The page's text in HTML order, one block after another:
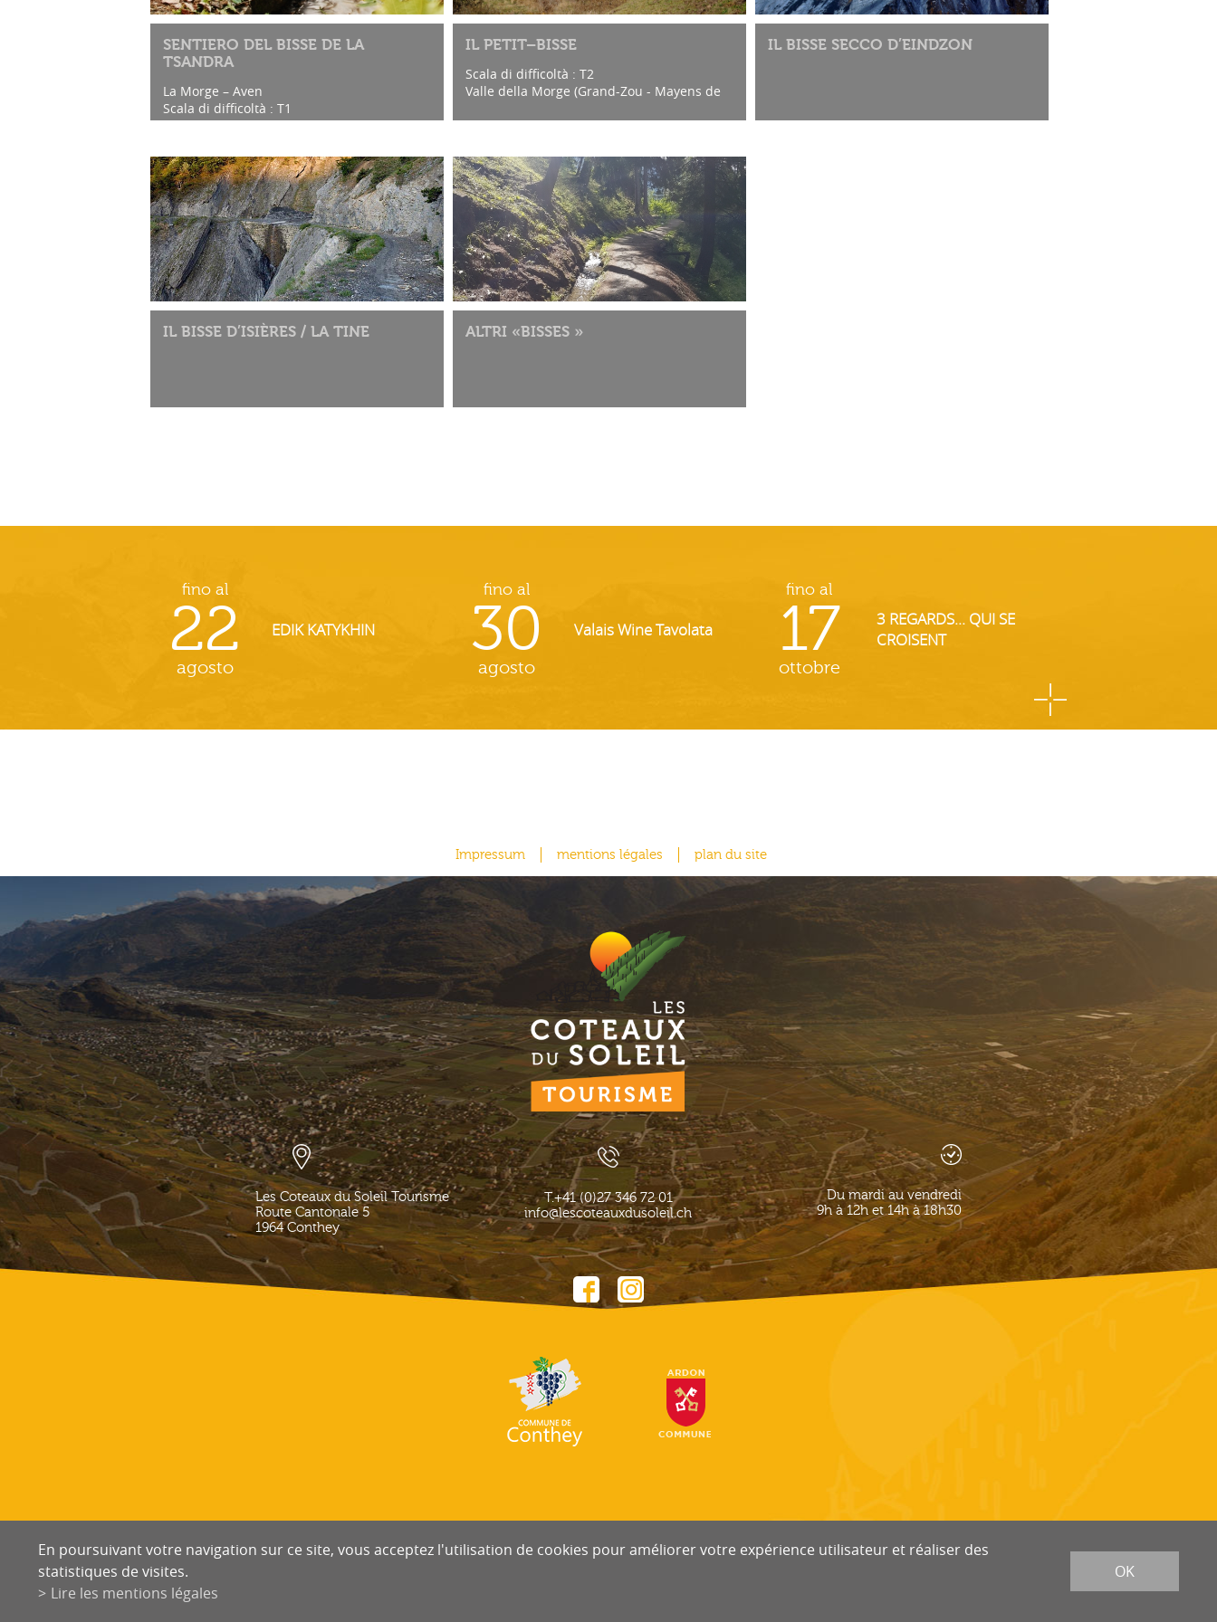
SENTIERO DEL BISSE DE LA
TSANDRA
La Morge – Aven
Scala di difficoltà : T1
IL PETIT–BISSE
Scala di difficoltà : T2
Valle della Morge (Grand-Zou - Mayens de
IL BISSE SECCO D’EINDZON
IL BISSE D’ISIÈRES / LA TINE ALTRI «BISSES »
fino al
22
agosto
EDIK KATYKHIN
fino al
30
agosto
Valais Wine Tavolata
fino al
17
ottobre
3 REGARDS... QUI SE
CROISENT
Impressum mentions légales plan du site
Les Coteaux du Soleil Tourisme
Route Cantonale 5
1964 Conthey
T.+41 (0)27 346 72 01
info@lescoteauxdusoleil.ch
Du mardi au vendredi
9h à 12h et 14h à 18h30
En poursuivant votre navigation sur ce site, vous acceptez l'utilisation de cookies pour améliorer votre expérience utilisateur et réaliser des
statistiques de visites.
Lire les mentions légales
OK